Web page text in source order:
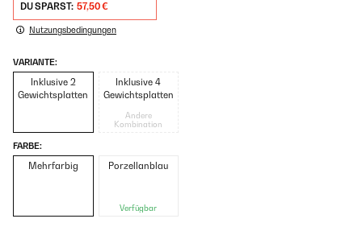
DU SPARST: 57,50 €
Nutzungsbedingungen
VARIANTE:
Inklusive 2
Gewichtsplatten
Inklusive 4
Gewichtsplatten
Andere
Kombination
FARBE:
Mehrfarbig Porzellanblau
Verfügbar